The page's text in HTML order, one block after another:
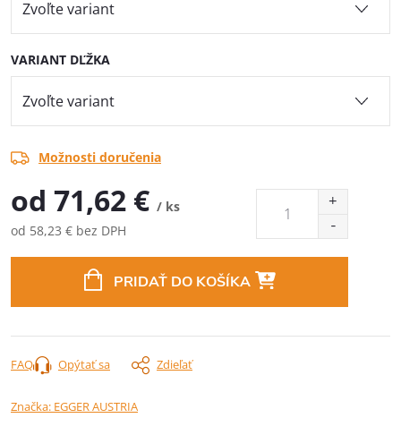
VARIANT DĽŽKA
Možnosti doručenia
od 71,62 € / ks
od 58,23 € bez DPH
PRIDAŤ DO KOŠÍKA
Opýtať sa Zdieľať
FAQ
Značka: EGGER AUSTRIA